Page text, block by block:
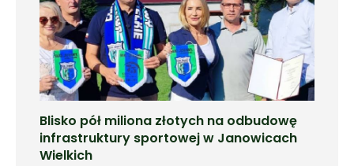
Blisko pół miliona złotych na odbudowę
infrastruktury sportowej w Janowicach
Wielkich